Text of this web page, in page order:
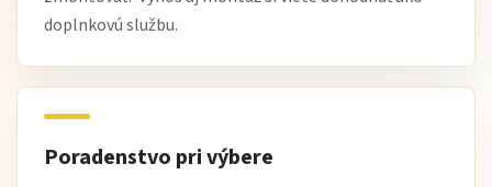
doplnkovú službu.
Poradenstvo pri výbere